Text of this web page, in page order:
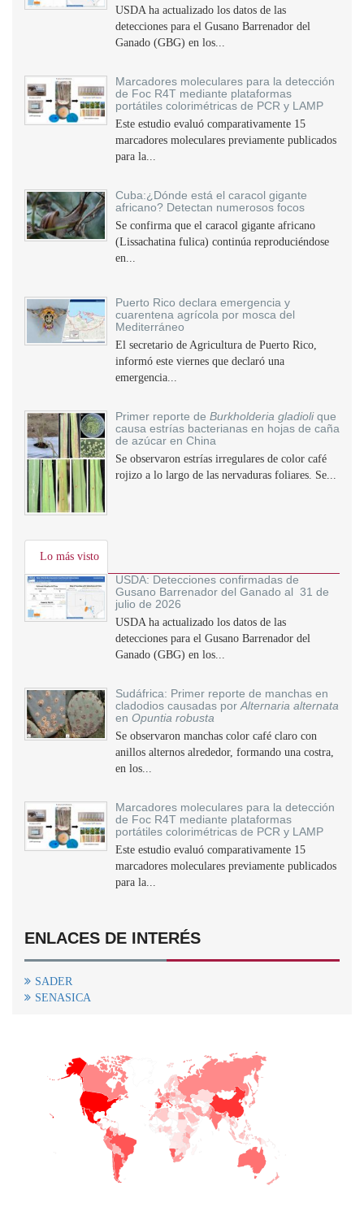
USDA ha actualizado los datos de las
detecciones para el Gusano Barrenador del
Ganado (GBG) en los...
Marcadores moleculares para la detección
de Foc R4T mediante plataformas
portátiles colorimétricas de PCR y LAMP
Este estudio evaluó comparativamente 15
marcadores moleculares previamente publicados
para la...
Cuba:¿Dónde está el caracol gigante
africano? Detectan numerosos focos
Se confirma que el caracol gigante africano
(Lissachatina fulica) continúa reproduciéndose
en...
Puerto Rico declara emergencia y
cuarentena agrícola por mosca del
Mediterráneo
El secretario de Agricultura de Puerto Rico,
informó este viernes que declaró una
emergencia...
Primer reporte de Burkholderia gladiolique
causa estrías bacterianas en hojas de caña
de azúcar en China
Se observaron estrías irregulares de color café
rojizo a lo largo de las nervaduras foliares. Se...
Lo más visto
USDA: Detecciones confirmadas de
Gusano Barrenador del Ganado al 31 de
julio de 2026
USDA ha actualizado los datos de las
detecciones para el Gusano Barrenador del
Ganado (GBG) en los...
Sudáfrica: Primer reporte de manchas en
cladodios causadas porAlternaria alternata
en Opuntia robusta
Se observaron manchas color café claro con
anillos alternos alrededor, formando una costra,
en los...
Marcadores moleculares para la detección
de Foc R4T mediante plataformas
portátiles colorimétricas de PCR y LAMP
Este estudio evaluó comparativamente 15
marcadores moleculares previamente publicados
para la...
ENLACES DE INTERÉS
SADER
SENASICA